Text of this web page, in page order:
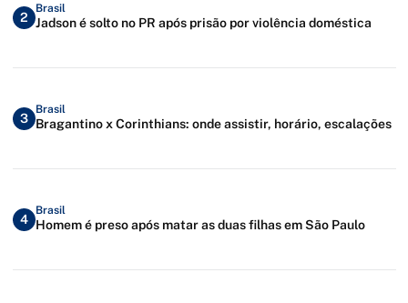
2
Brasil
Jadson é solto no PR após prisão por violência doméstica
3
Brasil
Bragantino x Corinthians: onde assistir, horário, escalações
4
Brasil
Homem é preso após matar as duas filhas em São Paulo